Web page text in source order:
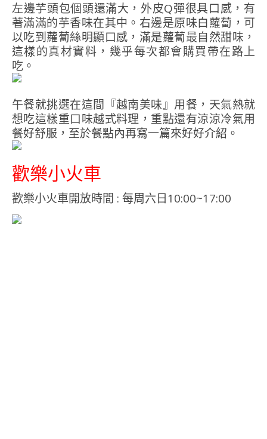
左邊芋頭包個頭還滿大，外皮Q彈很具口感，有
著滿滿的芋香味在其中。右邊是原味白蘿蔔，可
以吃到蘿蔔絲明顯口感，滿是蘿蔔最自然甜味，
這樣的真材實料，幾乎每次都會購買帶在路上
吃。
午餐就挑選在這間『越南美味』用餐，天氣熱就
想吃這樣重口味越式料理，重點還有涼涼冷氣用
餐好舒服，至於餐點內再寫一篇來好好介紹。
歡樂小火車
歡樂小火車開放時間 : 每周六日10:00~17:00